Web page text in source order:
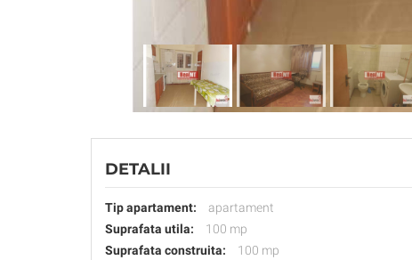
DETALII
Tip apartament:
apartament
Suprafata utila:
100 mp
Suprafata construita:
100 mp